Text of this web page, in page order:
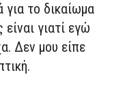
το δικαίωμα
γιατί εγώ
Δεν μου είπε